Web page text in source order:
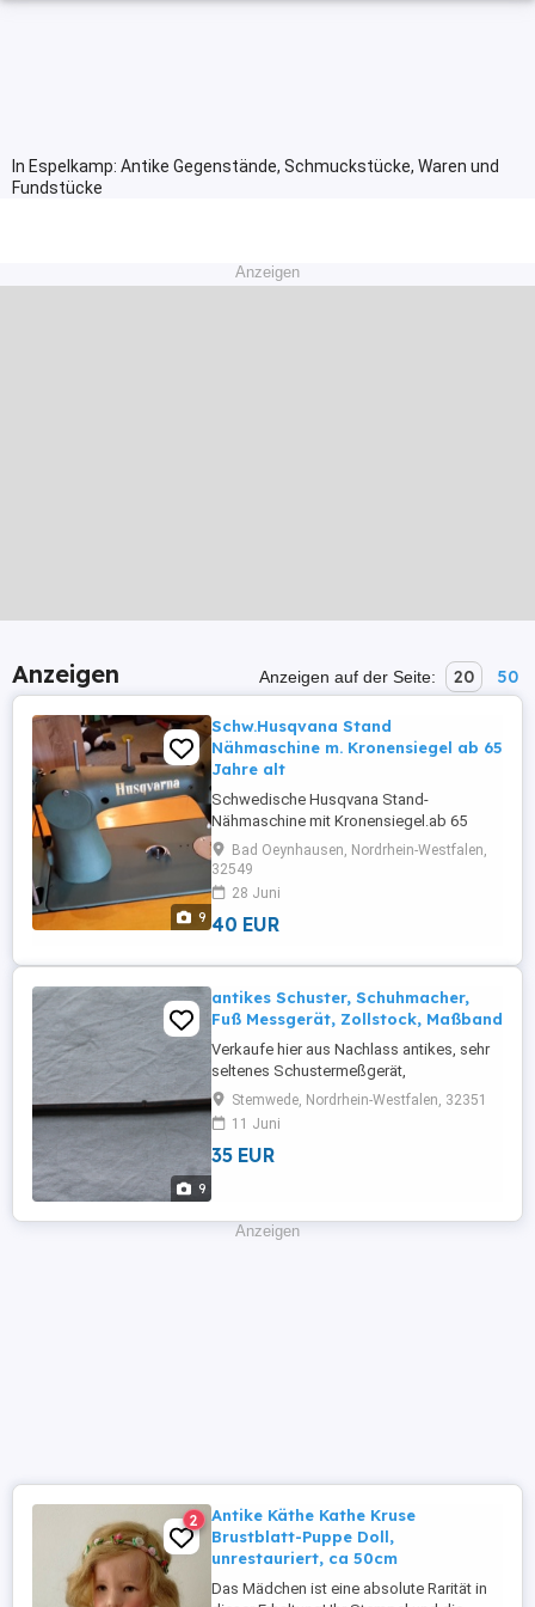
In Espelkamp: Antike Gegenstände, Schmuckstücke, Waren und
Fundstücke
Anzeigen
Anzeigen Anzeigen auf der Seite: 20 50
9
Schw.Husqvana Stand
Nähmaschine m. Kronensiegel ab 65
Jahre alt
Schwedische Husqvana Stand-
Nähmaschine mit Kronensiegel.ab 65
jahre alt.Von Schweden mitgebracht.
Noch nicht benutzt,da sie als Dekoration
gebraucht wurde Leider durch
Wurde damals bestätig, das sie noch
würde. Versenkbar. Kein ...
Bad Oeynhausen, Nordrhein-Westfalen,
32549
28 Juni
40 EUR
9
antikes Schuster, Schuhmacher,
Fuß Messgerät, Zollstock, Maßband
Verkaufe hier aus Nachlass antikes, sehr
seltenes Schustermeßgerät,
Fußmeßgerät, Schuhmachermeßgerät
aufklappbar, das Mittelteil ist einstellbar
auf die Fußlänge. Material: Holz/Messing
top in Ordnung (siehe Bilder) das Gerät ist
Stemwede, Nordrhein-Westfalen, 32351
11 Juni
35 EUR
Anzeigen
2
Antike Käthe Kathe Kruse
Brustblatt-Puppe Doll,
unrestauriert, ca 50cm
Das Mädchen ist eine absolute Rarität in